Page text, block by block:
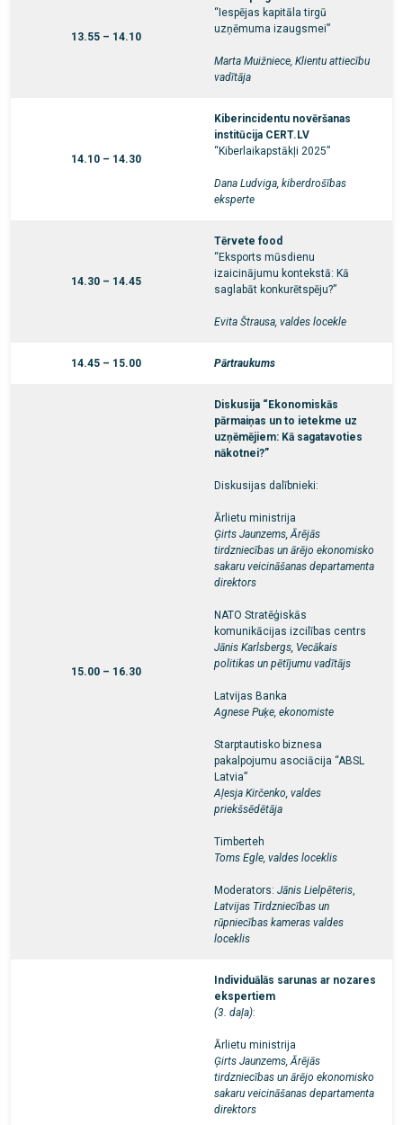
13.55 – 14.10
“Iespējas kapitāla tirgū
uzņēmuma izaugsmei”
Marta Muižniece, Klientu attiecību
vadītāja
14.10 – 14.30
Kiberincidentu novēršanas
institūcija CERT.LV
“Kiberlaikapstākļi 2025”
Dana Ludviga, kiberdrošības
eksperte
14.30 – 14.45
Tērvete food
“Eksports mūsdienu
izaicinājumu kontekstā: Kā
saglabāt konkurētspēju?”
Evita Štrausa, valdes locekle
14.45 – 15.00 Pārtraukums
15.00 – 16.30
Diskusija “Ekonomiskās
pārmaiņas un to ietekme uz
uzņēmējiem: Kā sagatavoties
nākotnei?”
Diskusijas dalībnieki:
Ārlietu ministrija
Ģirts Jaunzems, Ārējās
tirdzniecības un ārējo ekonomisko
sakaru veicināšanas departamenta
direktors
NATO Stratēģiskās
komunikācijas izcilības centrs
Jānis Karlsbergs, Vecākais
politikas un pētījumu vadītājs
Latvijas Banka
Agnese Puķe, ekonomiste
Starptautisko biznesa
pakalpojumu asociācija “ABSL
Latvia”
Aļesja Kirčenko, valdes
priekšsēdētāja
Timberteh
Toms Egle, valdes loceklis
Moderators: Jānis Lielpēteris,
Latvijas Tirdzniecības un
rūpniecības kameras valdes
loceklis
Individuālās sarunas ar nozares
ekspertiem
(3. daļa):
Ārlietu ministrija
Ģirts Jaunzems, Ārējās
tirdzniecības un ārējo ekonomisko
sakaru veicināšanas departamenta
direktors